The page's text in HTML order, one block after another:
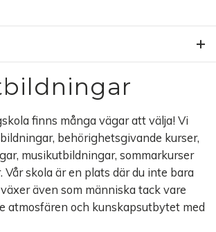
finns många vägar att välja! Vi
behörighetsgivande kurser,
musikutbildningar, sommarkurser
Vår skola är en plats där du inte bara
även som människa tack vare
atmosfären och kunskapsutbytet med